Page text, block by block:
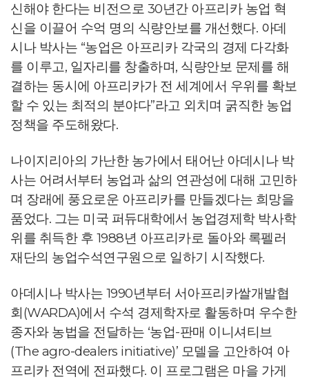
신해야 한다는 비전으로 30년간 아프리카 농업 혁
신을 이끌어 수억 명의 식량안보를 개선했다. 아데
시나 박사는 “농업은 아프리카 각국의 경제 다각화
를 이루고, 일자리를 창출하며, 식량안보 문제를 해
결하는 동시에 아프리카가 전 세계에서 우위를 확보
할 수 있는 최적의 분야다”라고 외치며 굵직한 농업
정책을 주도해왔다.
나이지리아의 가난한 농가에서 태어난 아데시나 박
사는 어려서부터 농업과 삶의 연관성에 대해 고민하
며 장래에 풍요로운 아프리카를 만들겠다는 희망을
품었다. 그는 미국 퍼듀대학에서 농업경제학 박사학
위를 취득한 후 1988년 아프리카로 돌아와 록펠러
재단의 농업수석연구원으로 일하기 시작했다.
아데시나 박사는 1990년부터 서아프리카쌀개발협
회(WARDA)에서 수석 경제학자로 활동하며 우수한
종자와 농법을 전달하는 ‘농업-판매 이니셔티브
(The agro-dealers initiative)’ 모델을 고안하여 아
프리카 전역에 전파했다. 이 프로그램은 마을 가게